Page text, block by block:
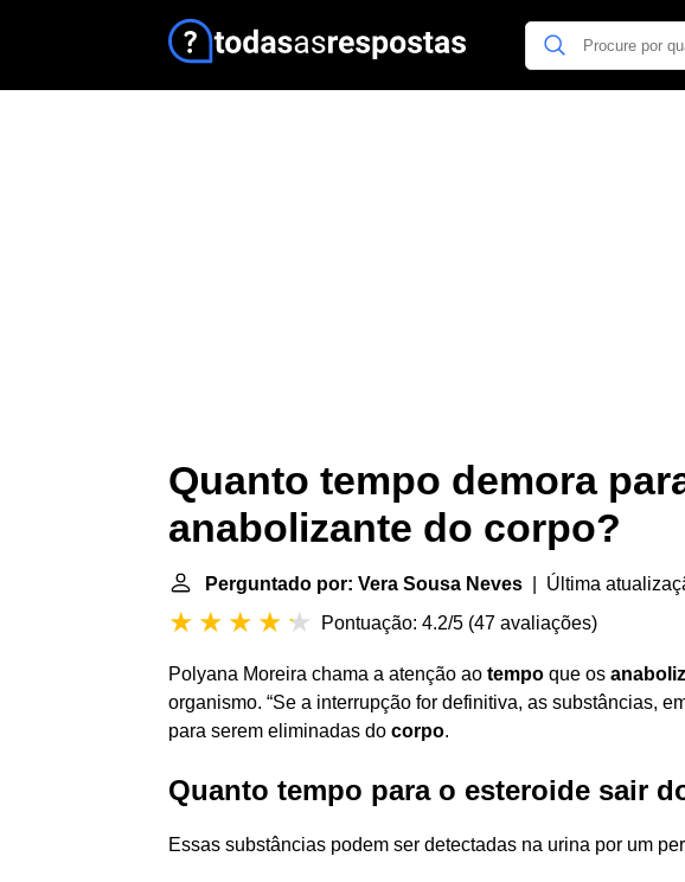
Quanto tempo demora
anabolizante do corpo?
Perguntado por: Vera Sousa Neves | Última
Pontuação: 4.2/5 (47 avaliações)
Polyana Moreira chama a atenção ao tempo que os
organismo. “Se a interrupção for definitiva, as substâncias,
para serem eliminadas do corpo.
Quanto tempo para o esteroide sair
Essas substâncias podem ser detectadas na urina por um